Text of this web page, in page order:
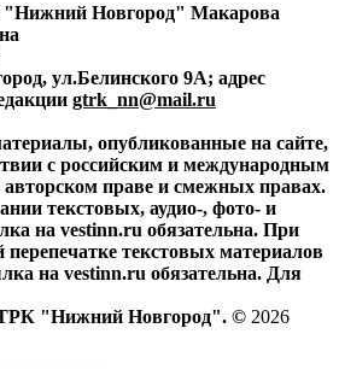
"Нижний Новгород" Макарова
ул.Белинского 9А; адрес
gtrk_nn@mail.ru
опубликованные на сайте,
с российским и международным
авторском праве и смежных правах.
текстовых, аудио-, фото- и
на vestinn.ru обязательна. При
текстовых материалов
на vestinn.ru обязательна. Для
"Нижний Новгород". © 2026